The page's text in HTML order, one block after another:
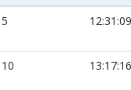
5 12:31:09
10 13:17:16